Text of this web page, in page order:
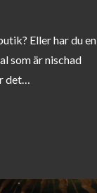
Eller har du en
som är nischad
det…